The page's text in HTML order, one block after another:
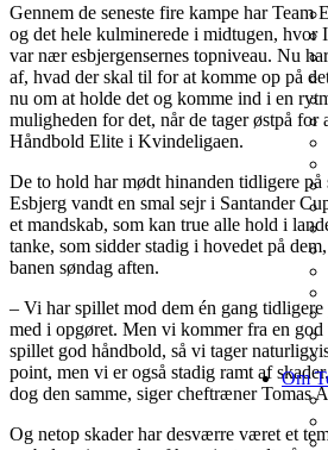
Om
Gennem de seneste fire kampe har Team
og det hele kulminerede i midtugen, hvor
var nær esbjergensernes topniveau. Nu
af, hvad der skal til for at komme op på
nu om at holde det og komme ind i en
muligheden for det, når de tager østpå for
Håndbold Elite i Kvindeligaen.
De to hold har mødt hinanden tidligere
Esbjerg vandt en smal sejr i Santander
et mandskab, som kan true alle hold i
tanke, som sidder stadig i hovedet på
banen søndag aften.
– Vi har spillet mod dem én gang tidligere
med i opgøret. Men vi kommer fra en
spillet god håndbold, så vi tager
point, men vi er også stadig ramt af
dog den samme, siger cheftræner Tomas
Og netop skader har desværre været et